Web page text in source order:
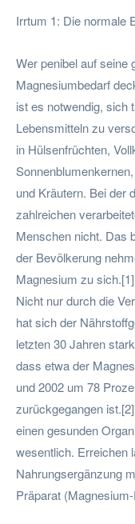
Irrtum 1: Die normale
Wer penibel auf seine
Magnesiumbedarf
ist es notwendig, sich
Lebensmitteln zu
in Hülsenfrüchten,
und Kräutern. Bei der
zahlreichen
Menschen nicht. Das
der Bevölkerung
Magnesium zu
Nicht nur durch die
hat sich der
letzten 30 Jahren
dass etwa der
und 2002 um 78
zurückgegangen
einen gesunden
wesentlich. Erreichen
Nahrungsergänzung
Präparat